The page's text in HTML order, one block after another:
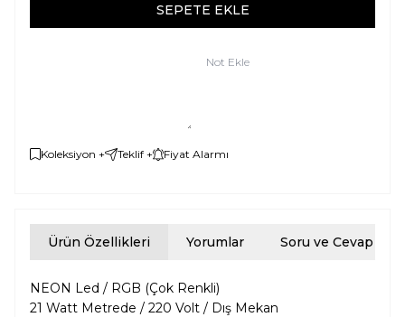
SEPETE EKLE
Not Ekle
Koleksiyon + Teklif + Fiyat Alarmı
Ürün Özellikleri Yorumlar Soru ve Cevap
NEON Led / RGB (Çok Renkli)
21 Watt Metrede / 220 Volt / Dış Mekan